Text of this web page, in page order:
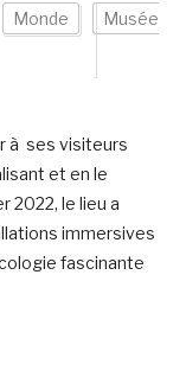
Monde Musée
à ses visiteurs
et en le
2022, le lieu a
immersives
fascinante